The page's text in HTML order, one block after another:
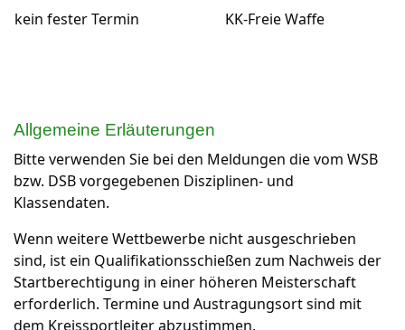
kein fester Termin
KK-Freie Waffe
Allgemeine Erläuterungen
Bitte verwenden Sie bei den Meldungen die vom WSB
bzw. DSB vorgegebenen Disziplinen- und
Klassendaten.
Wenn weitere Wettbewerbe nicht ausgeschrieben
sind, ist ein Qualifikationsschießen zum Nachweis der
Startberechtigung in einer höheren Meisterschaft
erforderlich. Termine und Austragungsort sind mit
dem Kreissportleiter abzustimmen.